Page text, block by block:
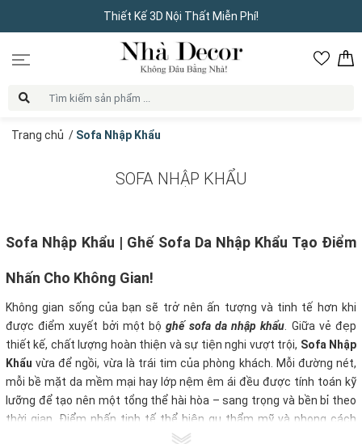
Thiết Kế 3D Nội Thất Miễn Phí!
Trang chủ / Sofa Nhập Khẩu
SOFA NHẬP KHẨU
Sofa Nhập Khẩu | Ghế Sofa Da Nhập Khẩu Tạo Điểm
Nhấn Cho Không Gian!
Không gian sống của bạn sẽ trở nên ấn tượng và tinh tế hơn khi
được điểm xuyết bởi một bộghế sofa da nhập khẩu . Giữa vẻ đẹp
thiết kế, chất lượng hoàn thiện và sự tiện nghi vượt trội, Sofa Nhập
Khẩu vừa để ngồi, vừa là trái tim của phòng khách. Mỗi đường nét,
mỗi bề mặt da mềm mại hay lớp nệm êm ái đều được tính toán kỹ
lưỡng để tạo nên một tổng thể hài hòa – sang trọng và bền bỉ theo
thời gian. Điểm nhấn tinh tế thể hiện gu thẩm mỹ và phong cách